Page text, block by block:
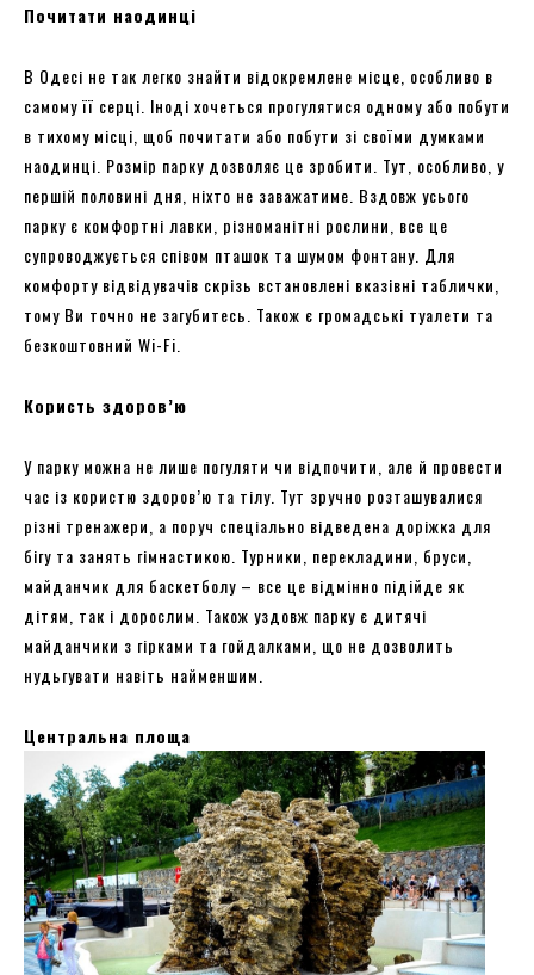
Почитати наодинці
В Одесі не так легко знайти відокремлене місце, особливо в
самому її серці. Іноді хочеться прогулятися одному або побути
в тихому місці, щоб почитати або побути зі своїми думками
наодинці. Розмір парку дозволяє це зробити. Тут, особливо, у
першій половині дня, ніхто не заважатиме. Вздовж усього
парку є комфортні лавки, різноманітні рослини, все це
супроводжується співом пташок та шумом фонтану. Для
комфорту відвідувачів скрізь встановлені вказівні таблички,
тому Ви точно не загубитесь. Також є громадські туалети та
безкоштовний Wi-Fi.
Користь здоров’ю
У парку можна не лише погуляти чи відпочити, але й провести
час із користю здоров’ю та тілу. Тут зручно розташувалися
різні тренажери, а поруч спеціально відведена доріжка для
бігу та занять гімнастикою. Турники, перекладини, бруси,
майданчик для баскетболу – все це відмінно підійде як
дітям, так і дорослим. Також уздовж парку є дитячі
майданчики з гірками та гойдалками, що не дозволить
нудьгувати навіть найменшим.
Центральна площа